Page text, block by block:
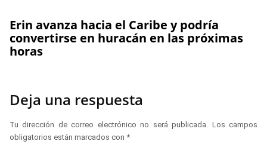
Erin avanza hacia el Caribe y podría
convertirse en huracán en las próximas
horas
Deja una respuesta
Tu dirección de correo electrónico no será publicada.
Los campos
obligatorios están marcados con *